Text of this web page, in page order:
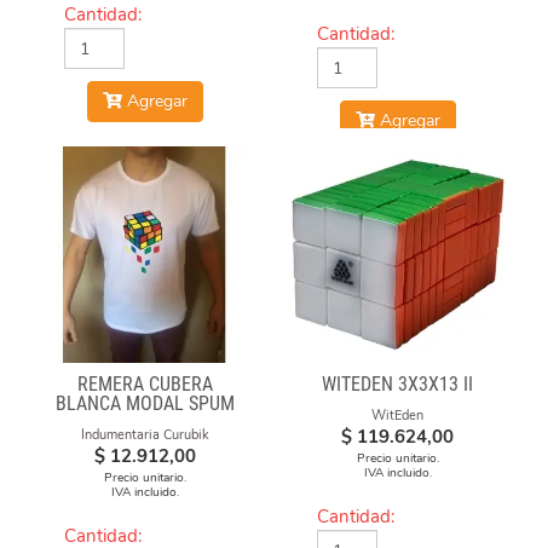
Cantidad:
Agregar
Cantidad:
Agregar
REMERA CUBERA
BLANCA MODAL SPUM
Indumentaria Curubik
$ 12.912,00
Precio unitario.
IVA incluido.
Cantidad:
WITEDEN 3X3X13 II
WitEden
$ 119.624,00
Precio unitario.
IVA incluido.
Cantidad: